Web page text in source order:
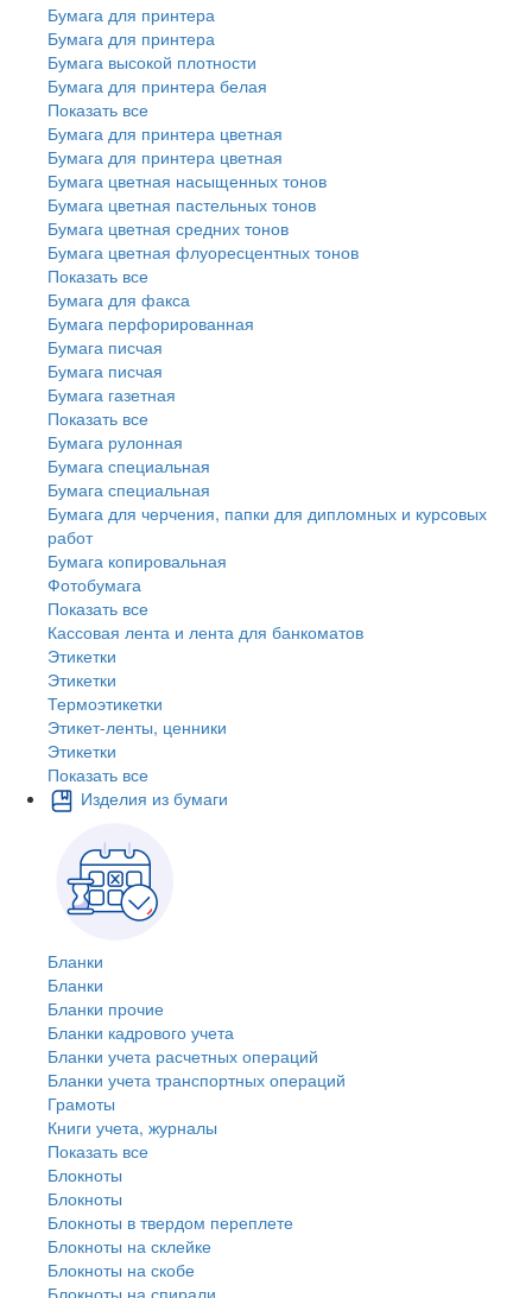
Бумага для принтера
Бумага для принтера
Бумага высокой плотности
Бумага для принтера белая
Показать все
Бумага для принтера цветная
Бумага для принтера цветная
Бумага цветная насыщенных тонов
Бумага цветная пастельных тонов
Бумага цветная средних тонов
Бумага цветная флуоресцентных тонов
Показать все
Бумага для факса
Бумага перфорированная
Бумага писчая
Бумага писчая
Бумага газетная
Показать все
Бумага рулонная
Бумага специальная
Бумага специальная
Бумага для черчения, папки для дипломных и курсовых
работ
Бумага копировальная
Фотобумага
Показать все
Кассовая лента и лента для банкоматов
Этикетки
Этикетки
Термоэтикетки
Этикет-ленты, ценники
Этикетки
Показать все
Изделия из бумаги
Бланки
Бланки
Бланки прочие
Бланки кадрового учета
Бланки учета расчетных операций
Бланки учета транспортных операций
Грамоты
Книги учета, журналы
Показать все
Блокноты
Блокноты
Блокноты в твердом переплете
Блокноты на склейке
Блокноты на скобе